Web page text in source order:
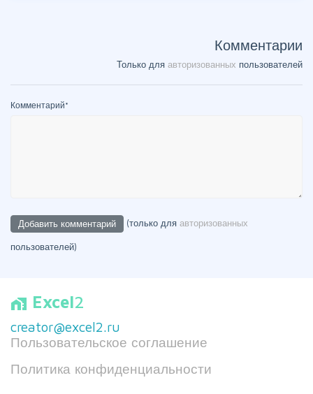
Комментарии
Только для авторизованных пользователей
Комментарий*
(только для авторизованных
пользователей)
home_work Excel2
creator@excel2.ru
Пользовательское соглашение
Политика конфиденциальности